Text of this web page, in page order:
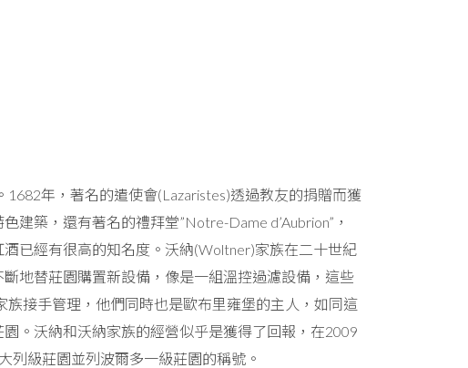
年，著名的遣使會(Lazaristes)透過教友的捐贈而獲
築，還有著名的禮拜堂”Notre-Dame d’Aubrion”，
已經有很高的知名度。沃納(Woltner)家族在二十世紀
地替莊園購置新設備，像是一組溫控過濾設備，這些
接手管理，他們同時也是歐布里雍堡的主人，如同這
。沃納和沃納家族的經營似乎是獲得了回報，在2009
列級莊園並列波爾多一級莊園的稱號。